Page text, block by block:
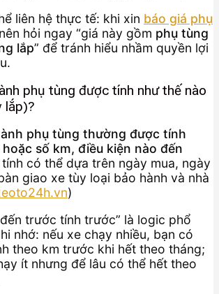
liên hệ thực tế: khi xin báo giá phụ
hỏi ngay “giá này gồm phụ tùng
lắp” để tránh hiểu nhầm quyền lợi
phụ tùng được tính như thế nào
lắp)?
phụ tùng thường được tính
số km, điều kiện nào đến
có thể dựa trên ngày mua, ngày
giao xe tùy loại bảo hành và nhà
)
trước tính trước” là logic phổ
nhớ: nếu xe chạy nhiều, bạn có
theo km trước khi hết theo tháng;
ít nhưng để lâu có thể hết theo